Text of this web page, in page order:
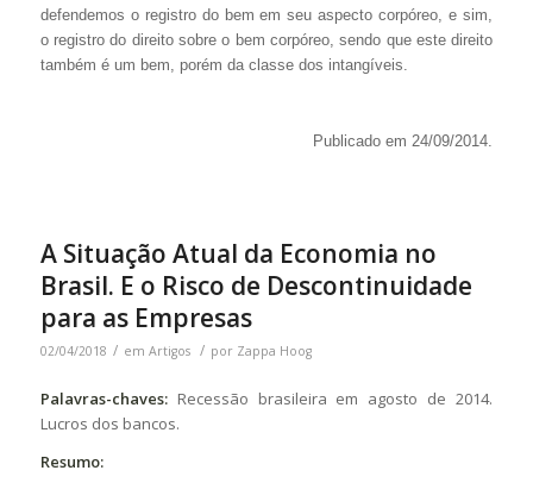
defendemos o registro do bem em seu aspecto corpóreo, e sim,
o registro do direito sobre o bem corpóreo, sendo que este direito
também é um bem, porém da classe dos intangíveis.
Publicado em 24/09/2014.
A Situação Atual da Economia no
Brasil. E o Risco de Descontinuidade
para as Empresas
02/04/2018 / em Artigos / por Zappa Hoog
Palavras-chaves: Recessão brasileira em agosto de 2014.
Lucros dos bancos.
Resumo: